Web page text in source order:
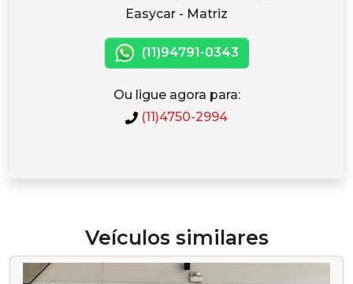
Easycar - Matriz
(11)94791-0343
Ou ligue agora para:
(11)4750-2994
Veículos similares